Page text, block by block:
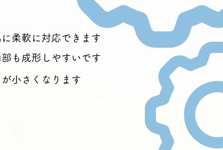
柔軟に対応できます
も成形しやすいです
小さくなります